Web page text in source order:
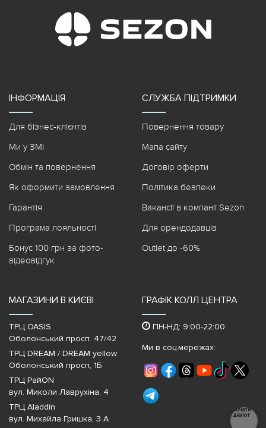
ІНФОРМАЦІЯ
Для бізнес-клієнтів
Ми у ЗМІ
Обмін та повернення
Як оформити замовлення
Гарантія
Програма лояльності
Бонус 100 грн за фото-
відеовідгук
СЛУЖБА ПІДТРИМКИ
Повернення товару
Мапа сайту
Договір оферти
Політика безпеки
Вакансії в компанії Sezon
Для орендодавців
Outlet до -60%
МАГАЗИНИ В КИЄВІ
ТРЦ OASIS
Оболонський просп. 47/42
ТРЦ DREAM / DREAM yellow
Оболонський просп, 1Б
ТРЦ РайON
вул. Миколи Лаврухіна, 4
ТРЦ Aladdin
вул. Михайла Гришка, 3 А
ГРАФІК КОЛЛ ЦЕНТРА
ПН-НД: 9:00-22:00
Ми в соц.мережах:
Почати
діалог